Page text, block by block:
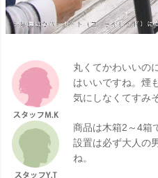
丸くてかわいいの
はいいですね。煙
気にしなくてすみ
商品は木箱2～4箱
設置は必ず大人の
ね。